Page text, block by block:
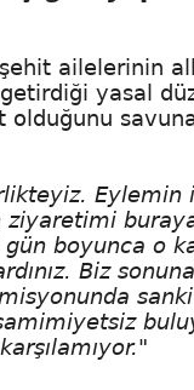
ailelerinin
yasal
Eylemin
boyunca o
Biz